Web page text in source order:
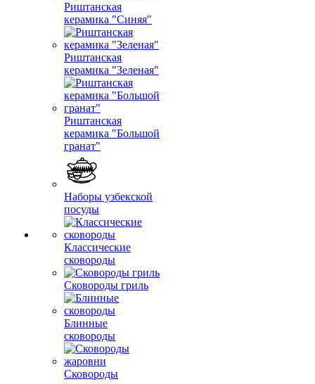
Риштанская
керамика "Синяя"
Риштанская
керамика "Зеленая"
Риштанская
керамика "Большой
гранат"
Наборы узбекской
посуды
Классические
сковороды
Сковороды гриль
Блинные
сковороды
Сковороды